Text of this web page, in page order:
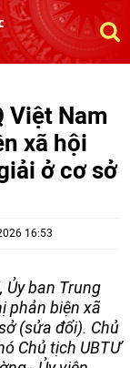
Việt Nam
xã hội
ở cơ sở
16:53
Ủy ban Trung
phản biện xã
(sửa đổi). Chủ
Chủ tịch UBTƯ